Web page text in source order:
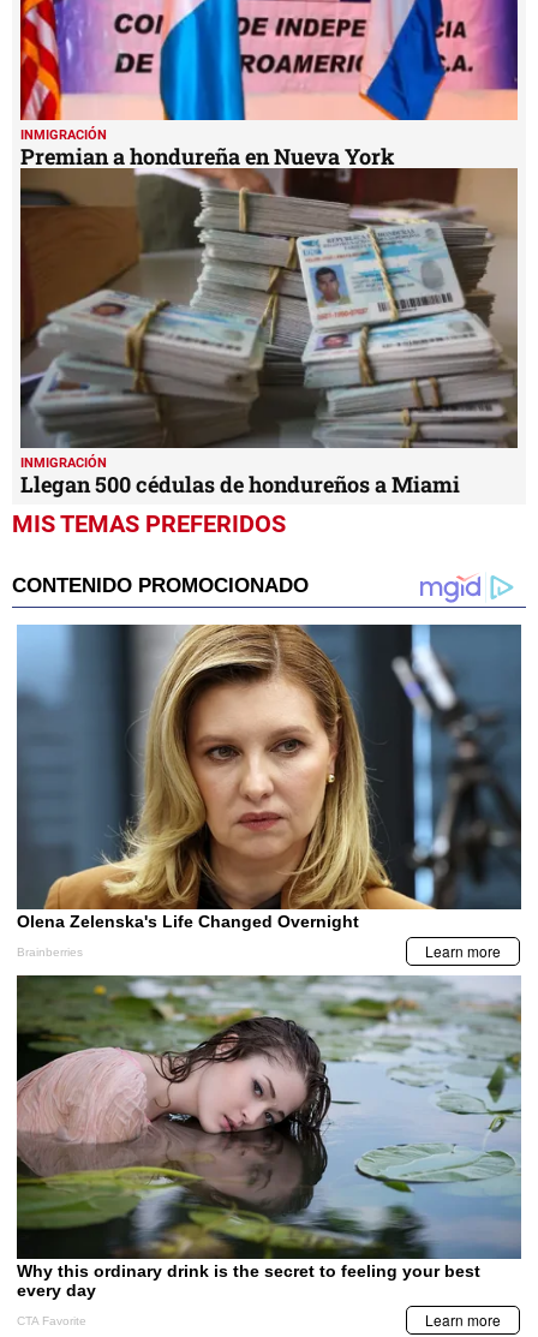
INMIGRACIÓN
Premian a hondureña en Nueva York
INMIGRACIÓN
Llegan 500 cédulas de hondureños a Miami
MIS TEMAS PREFERIDOS